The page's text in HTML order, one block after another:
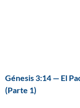
Génesis 3:14 — El
(Parte 1)